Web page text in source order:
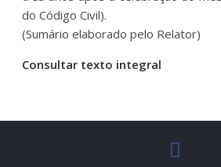
do Código Civil).
(Sumário elaborado pelo Relator)
Consultar texto integral